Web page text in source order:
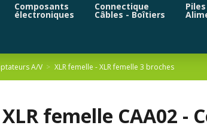
Composants
électroniques
Connectique
Câbles - Boîtiers
A/V XLR femelle - XLR femelle 3 broches
femelle CAA02 -